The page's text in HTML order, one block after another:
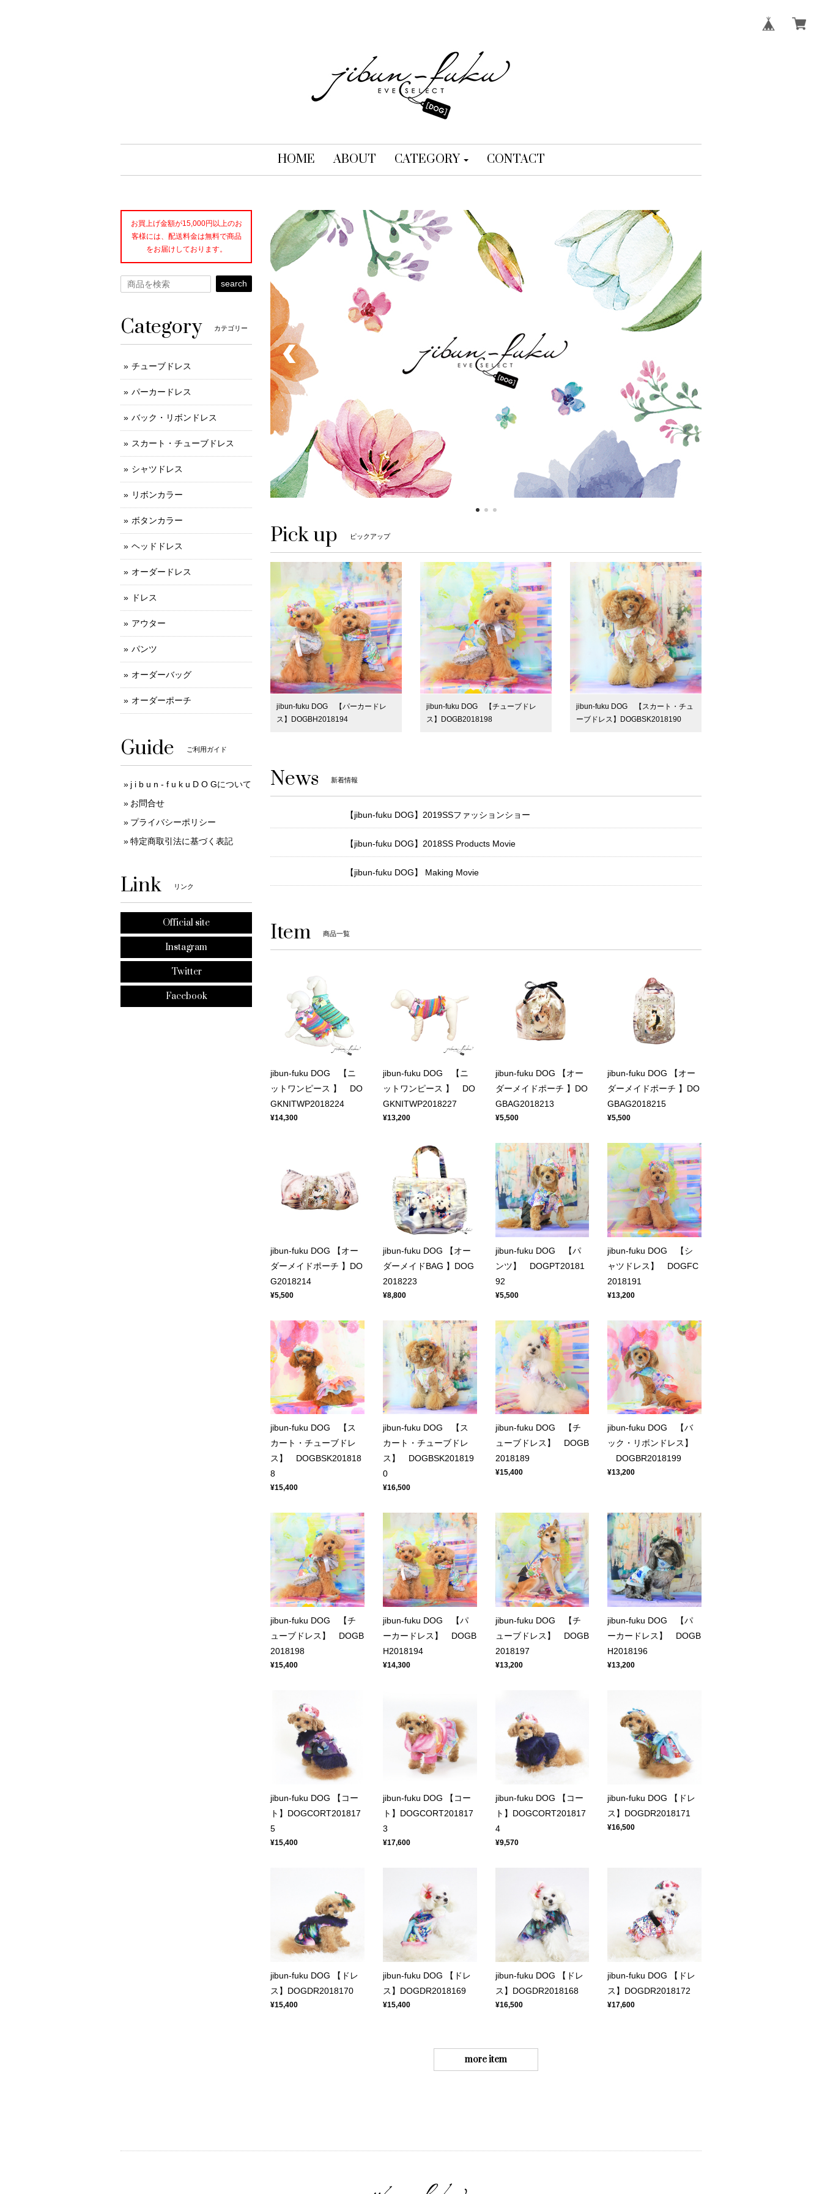
HOME ABOUT CATEGORY CONTACT
Pick up ピックアップ
jibun-fuku DOG 【パーカードレ
ス】DOGBH2018194
jibun-fuku DOG 【チューブドレ
ス】DOGB2018198
jibun-fuku DOG 【スカート・チュ
ーブドレス】DOGBSK2018190
News 新着情報
【jibun-fuku DOG】2019SSファッションショー
【jibun-fuku DOG】2018SS Products Movie
【jibun-fuku DOG】 Making Movie
Item 商品一覧
jibun-fuku DOG 【ニ
ットワンピース 】 DO
GKNITWP2018224
¥14,300
jibun-fuku DOG 【ニ
ットワンピース 】 DO
GKNITWP2018227
¥13,200
jibun-fuku DOG 【オー
ダーメイドポーチ 】DO
GBAG2018213
¥5,500
jibun-fuku DOG 【オー
ダーメイドポーチ 】DO
GBAG2018215
¥5,500
jibun-fuku DOG 【オー
ダーメイドポーチ 】DO
G2018214
¥5,500
jibun-fuku DOG 【オー
ダーメイドBAG 】DOG
2018223
¥8,800
jibun-fuku DOG 【パ
ンツ】 DOGPT20181
92
¥5,500
jibun-fuku DOG 【シ
ャツドレス】 DOGFC
2018191
¥13,200
jibun-fuku DOG 【ス
カート・チューブドレ
ス】 DOGBSK201818
8
¥15,400
jibun-fuku DOG 【ス
カート・チューブドレ
ス】 DOGBSK201819
0
¥16,500
jibun-fuku DOG 【チ
ューブドレス】 DOGB
2018189
¥15,400
jibun-fuku DOG 【バ
ック・リボンドレス】
DOGBR2018199
¥13,200
jibun-fuku DOG 【チ
ューブドレス】 DOGB
2018198
¥15,400
jibun-fuku DOG 【パ
ーカードレス】 DOGB
H2018194
¥14,300
jibun-fuku DOG 【チ
ューブドレス】 DOGB
2018197
¥13,200
jibun-fuku DOG 【パ
ーカードレス】 DOGB
H2018196
¥13,200
jibun-fuku DOG 【コー
ト】DOGCORT201817
5
¥15,400
jibun-fuku DOG 【コー
ト】DOGCORT201817
3
¥17,600
jibun-fuku DOG 【コー
ト】DOGCORT201817
4
¥9,570
jibun-fuku DOG 【ドレ
ス】DOGDR2018171
¥16,500
jibun-fuku DOG 【ドレ
ス】DOGDR2018170
¥15,400
jibun-fuku DOG 【ドレ
ス】DOGDR2018169
¥15,400
jibun-fuku DOG 【ドレ
ス】DOGDR2018168
¥16,500
jibun-fuku DOG 【ドレ
ス】DOGDR2018172
¥17,600
more item
お買上げ金額が15,000円以上のお
客様には、配送料金は無料で商品
をお届けしております。
search
Category カテゴリー
チューブドレス
パーカードレス
バック・リボンドレス
スカート・チューブドレス
シャツドレス
リボンカラー
ボタンカラー
ヘッドドレス
オーダードレス
ドレス
アウター
パンツ
オーダーバッグ
オーダーポーチ
Guide ご利用ガイド
j i b u n - f u k u D O Gについて
お問合せ
プライバシーポリシー
特定商取引法に基づく表記
Link リンク
Official site
Instagram
Twitter
Facebook